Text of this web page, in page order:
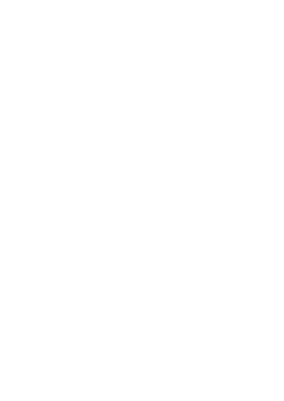
São utilizados
do website
Guardam as
configurar o site
Sem estes
Cookies
Guardam as
configurar o
Medem o
- ficam armazenados,
mobile e tablet) e são utilizados sempre que o
acordo com os interesses do utilizador,
- são temporários,
permite identificar problemas e fornecer uma
Que cookies usamos e durante quanto tempo